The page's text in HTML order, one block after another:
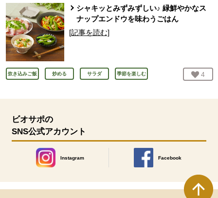
シャキッとみずみずしい♪ 緑鮮やかなス
ナップエンドウを味わうごはん
[記事を読む]
炊き込みご飯 炒める サラダ 季節を楽しむ お気
4
ビオサポの
SNS公式アカウント
Instagram
別のウィンドウで開きます。
Facebook
別のウィンドウで開きます